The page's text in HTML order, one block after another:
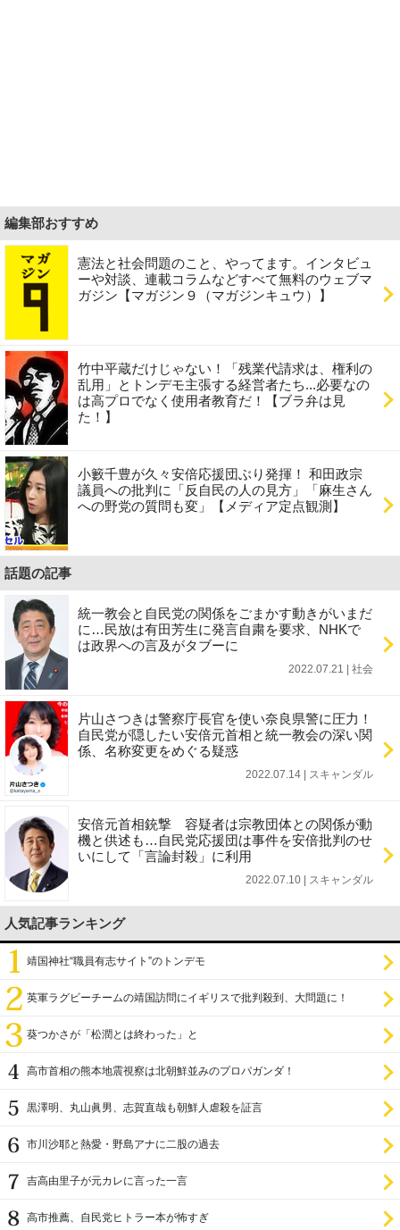
編集部おすすめ
憲法と社会問題のこと、やってます。インタビュ
ーや対談、連載コラムなどすべて無料のウェブマ
ガジン【マガジン９（マガジンキュウ）】
竹中平蔵だけじゃない！「残業代請求は、権利の
乱用」とトンデモ主張する経営者たち...必要なの
は高プロでなく使用者教育だ！【ブラ弁は見
た！】
小籔千豊が久々安倍応援団ぶり発揮！ 和田政宗
議員への批判に「反自民の人の見方」「麻生さん
への野党の質問も変」【メディア定点観測】
話題の記事
統一教会と自民党の関係をごまかす動きがいまだ
に…民放は有田芳生に発言自粛を要求、NHKで
は政界への言及がタブーに
2022.07.21 | 社会
片山さつきは警察庁長官を使い奈良県警に圧力！
自民党が隠したい安倍元首相と統一教会の深い関
係、名称変更をめぐる疑惑
2022.07.14 | スキャンダル
安倍元首相銃撃 容疑者は宗教団体との関係が動
機と供述も…自民党応援団は事件を安倍批判のせ
いにして「言論封殺」に利用
2022.07.10 | スキャンダル
人気記事ランキング
靖国神社“職員有志サイト”のトンデモ
英軍ラグビーチームの靖国訪問にイギリスで批判殺到、大問題に！
葵つかさが「松潤とは終わった」と
高市首相の熊本地震視察は北朝鮮並みのプロパガンダ！
黒澤明、丸山眞男、志賀直哉も朝鮮人虐殺を証言
市川沙耶と熱愛・野島アナに二股の過去
吉高由里子が元カレに言った一言
高市推薦、自民党ヒトラー本が怖すぎ